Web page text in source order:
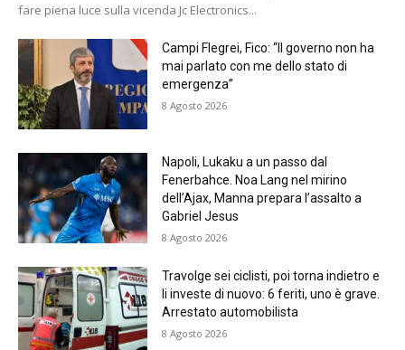
fare piena luce sulla vicenda Jc Electronics...
Campi Flegrei, Fico: “Il governo non ha
mai parlato con me dello stato di
emergenza”
8 Agosto 2026
Napoli, Lukaku a un passo dal
Fenerbahce. Noa Lang nel mirino
dell’Ajax, Manna prepara l’assalto a
Gabriel Jesus
8 Agosto 2026
Travolge sei ciclisti, poi torna indietro e
li investe di nuovo: 6 feriti, uno è grave.
Arrestato automobilista
8 Agosto 2026